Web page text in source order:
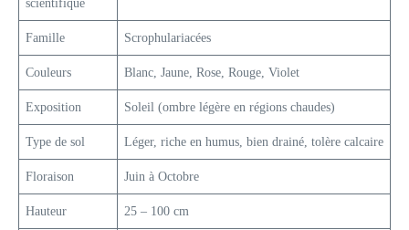
scientifique
Famille Scrophulariacées
Couleurs Blanc, Jaune, Rose, Rouge, Violet
Exposition Soleil (ombre légère en régions chaudes)
Type de sol Léger, riche en humus, bien drainé, tolère calcaire
Floraison Juin à Octobre
Hauteur 25 – 100 cm